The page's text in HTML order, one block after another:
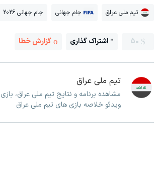
تیم ملی عراق جام جهانی جام جهانی 2026
50 اشتراک گذاری گزارش خطا
تیم ملی عراق
مشاهده برنامه و نتایج تیم ملی عراق،
ویدئو خلاصه بازی های تیم ملی عراق